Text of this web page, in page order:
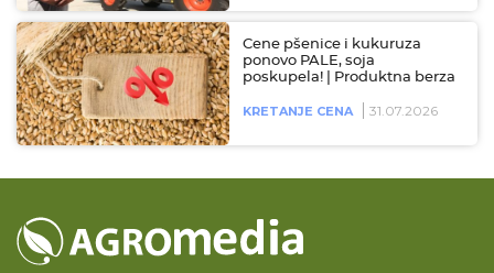
Cene pšenice i kukuruza
ponovo PALE, soja
poskupela! | Produktna berza
KRETANJE CENA 31.07.2026